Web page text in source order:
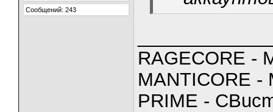
Сообщений: 243
RAGECORE -
MANTICORE -
PRIME -